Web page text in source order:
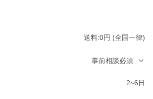
送料:0円 (全国一律)
事前相談必須
2~6日